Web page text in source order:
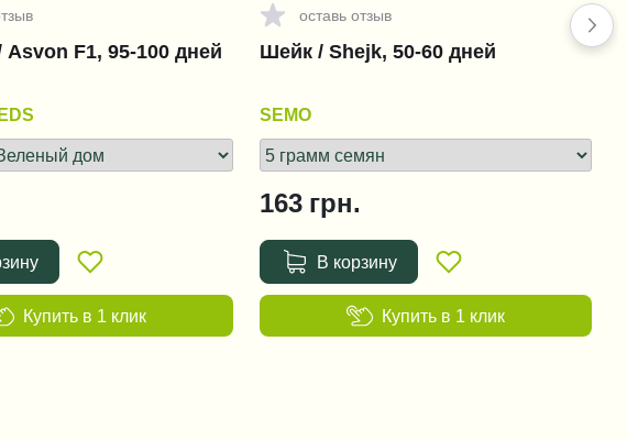
+1 456 грн.
+151 грн.
Ridomil Gold MZ 68 WG
Asvon F1, 95-100 дней
Купить в 1 клик
оставь отзыв
Шейк / Shejk, 50-60 дней
SEMO
163 грн.
В корзину
Купить в 1 клик